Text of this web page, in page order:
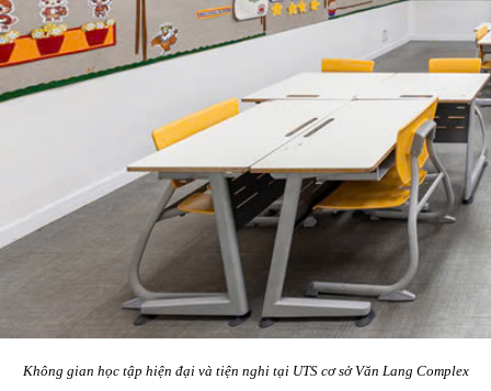
Không gian học tập hiện đại và tiện nghi tại UTS cơ sở Văn Lang Complex